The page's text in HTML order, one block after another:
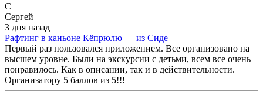
С
Сергей
3 дня назад
Рафтинг в каньоне Кёпрюлю — из Сиде
Первый раз пользовался приложением. Все организовано на
высшем уровне. Были на экскурсии с детьми, всем все очень
понравилось. Как в описании, так и в действительности.
Организатору 5 баллов из 5!!!